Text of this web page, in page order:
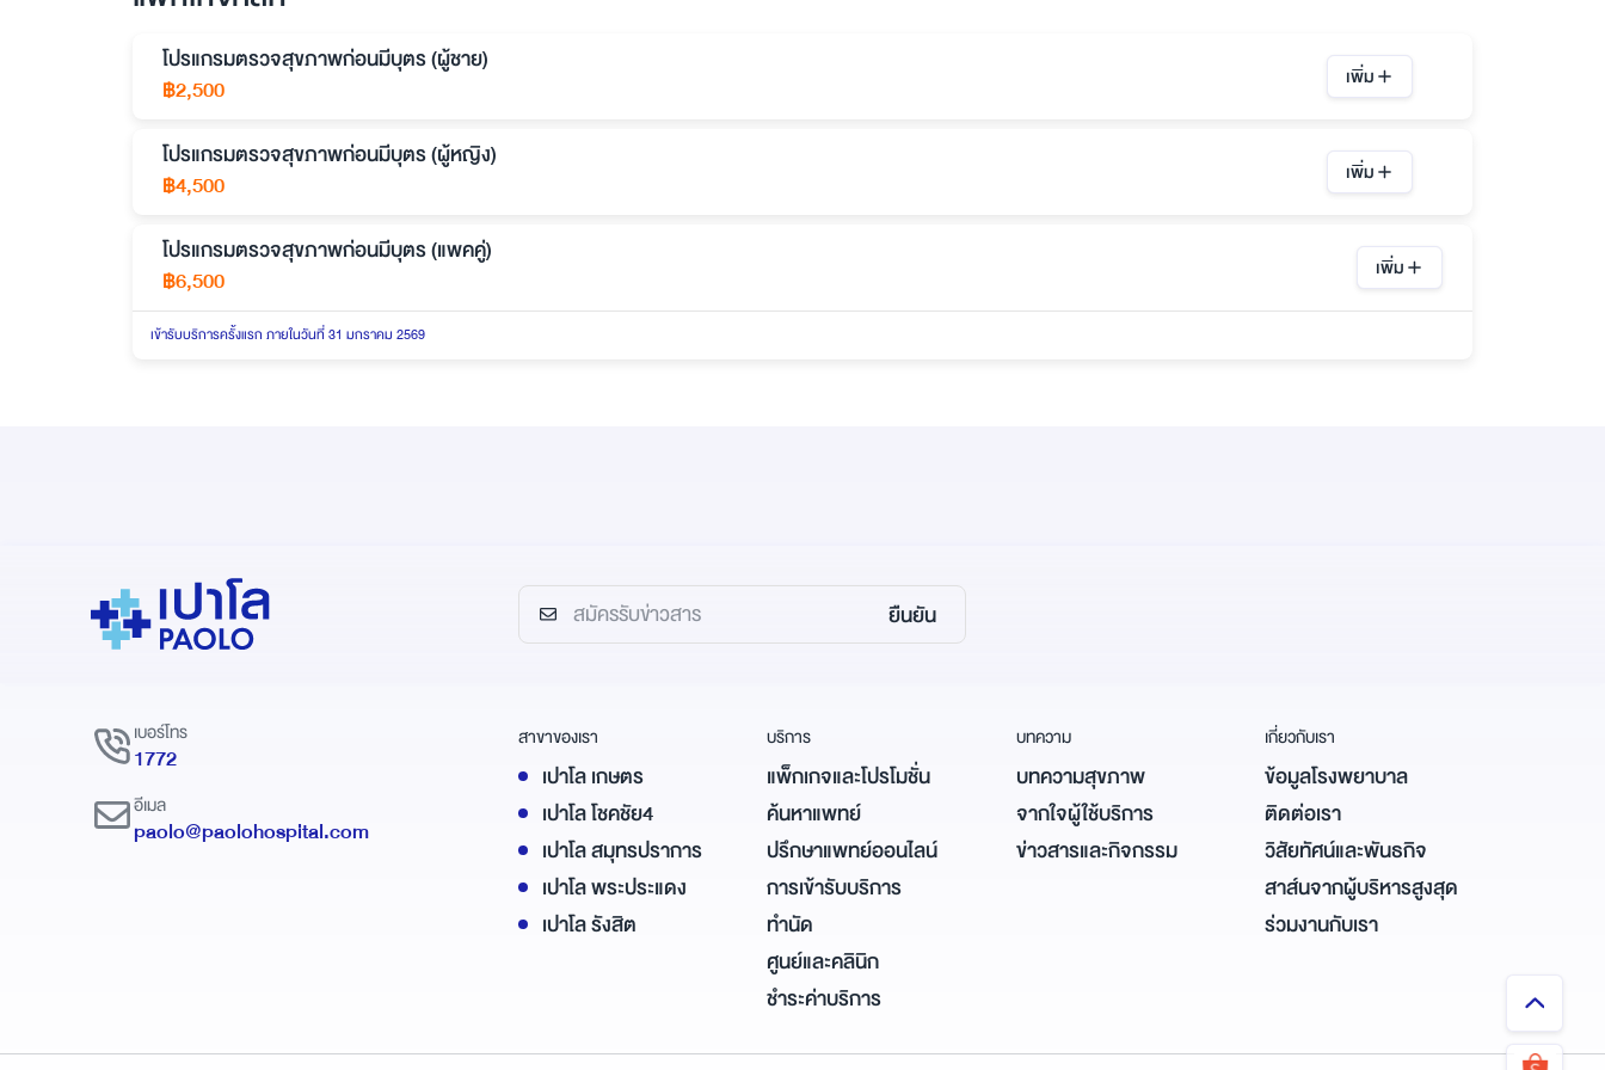
โปรแกรมตรวจสุขภาพก่อนมีบุตร (ผู้ชาย)
฿2,500 เพิ่ม
โปรแกรมตรวจสุขภาพก่อนมีบุตร (ผู้หญิง)
฿4,500 เพิ่ม
โปรแกรมตรวจสุขภาพก่อนมีบุตร (แพคคู่)
฿6,500 เพิ่ม
เข้ารับบริการครั้งแรก ภายในวันที่ 31 มกราคม 2569
ยืนยัน
เบอร์โทร
1772
อีเมล
paolo@paolohospital.com
สาขาของเรา
เปาโล เกษตร
เปาโล โชคชัย4
เปาโล สมุทรปราการ
เปาโล พระประแดง
เปาโล รังสิต
บริการ
แพ็กเกจและโปรโมชั่น
ค้นหาแพทย์
ปรึกษาแพทย์ออนไลน์
การเข้ารับบริการ
ทำนัด
ศูนย์และคลินิก
ชำระค่าบริการ
บทความ
บทความสุขภาพ
จากใจผู้ใช้บริการ
ข่าวสารและกิจกรรม
เกี่ยวกับเรา
ข้อมูลโรงพยาบาล
ติดต่อเรา
วิสัยทัศน์และพันธกิจ
สาส์นจากผู้บริหารสูงสุด
ร่วมงานกับเรา